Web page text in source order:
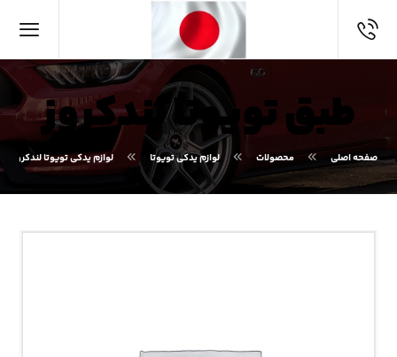
طبق تویوتا لندکروز
صفحه اصلی محصولات لوازم یدکی تویوتا لوازم یدکی تویوتا لندکروز